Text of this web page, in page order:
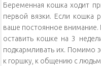
Беременная кошка ходит
первой вязки. Если кошка
ваше постоянное
оставить кошке на 3
подкармливать их. Помимо
к горшку, к общению с